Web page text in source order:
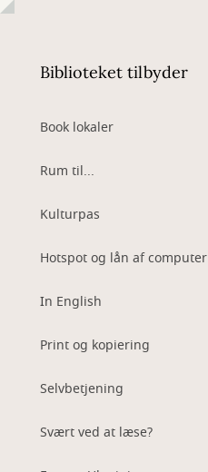
Biblioteket tilbyder
Book lokaler
Rum til...
Kulturpas
Hotspot og lån af computer
In English
Print og kopiering
Selvbetjening
Svært ved at læse?